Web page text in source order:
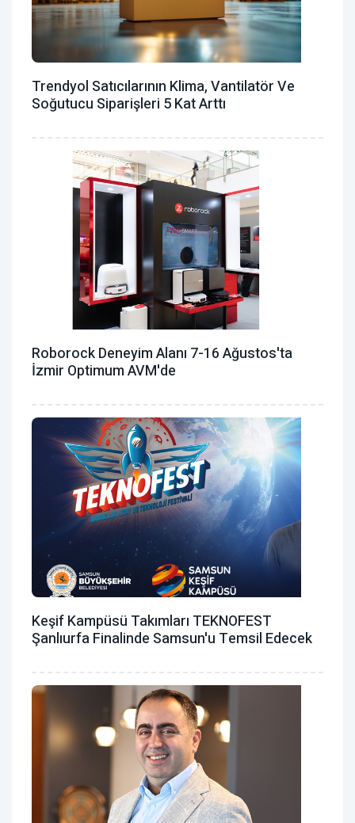
Trendyol Satıcılarının Klima, Vantilatör ‎ve
Soğutucu Siparişleri 5 Kat Arttı
Roborock Deneyim Alanı 7-16 Ağustos'ta
İzmir Optimum AVM'de
Keşif Kampüsü Takımları TEKNOFEST
Şanlıurfa Finalinde Samsun'u Temsil Edecek